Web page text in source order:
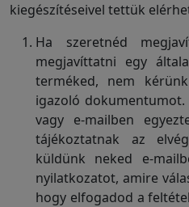
kiegészítéseivel tettük
Ha szeretnéd
megjavíttatni egy
terméked, nem
igazoló
vagy e-mailben
tájékoztatnak az
küldünk neked e-
nyilatkozatot, amire
hogy elfogadod a